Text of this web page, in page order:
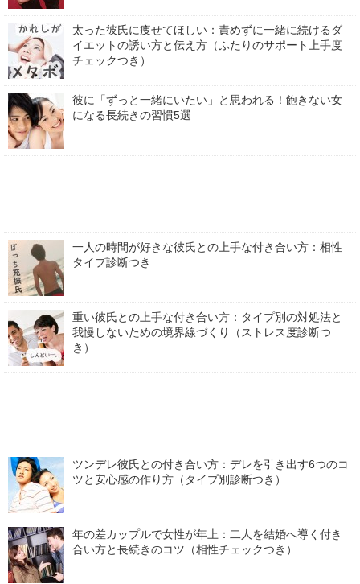
太った彼氏に痩せてほしい：責めずに一緒に続けるダ
イエットの誘い方と伝え方（ふたりのサポート上手度
チェックつき）
彼に「ずっと一緒にいたい」と思われる！飽きない女
になる長続きの習慣5選
一人の時間が好きな彼氏との上手な付き合い方：相性
タイプ診断つき
重い彼氏との上手な付き合い方：タイプ別の対処法と
我慢しないための境界線づくり（ストレス度診断つ
き）
ツンデレ彼氏との付き合い方：デレを引き出す6つのコ
ツと安心感の作り方（タイプ別診断つき）
年の差カップルで女性が年上：二人を結婚へ導く付き
合い方と長続きのコツ（相性チェックつき）